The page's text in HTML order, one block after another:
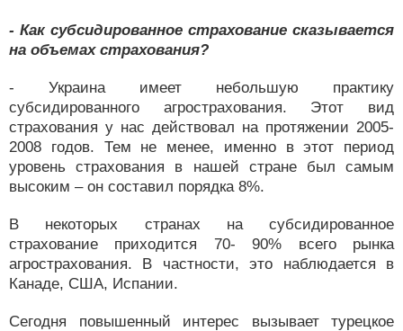
- Как субсидированное страхование сказывается
на объемах страхования?
- Украина имеет небольшую практику
субсидированного агрострахования. Этот вид
страхования у нас действовал на протяжении 2005-
2008 годов. Тем не менее, именно в этот период
уровень страхования в нашей стране был самым
высоким – он составил порядка 8%.
В некоторых странах на субсидированное
страхование приходится 70- 90% всего рынка
агрострахования. В частности, это наблюдается в
Канаде, США, Испании.
Сегодня повышенный интерес вызывает турецкое